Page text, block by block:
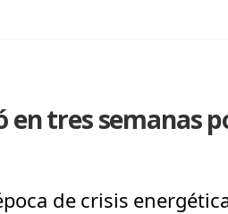
en tres semanas
de crisis